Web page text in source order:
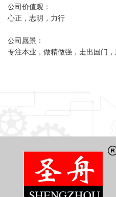
公司价值观：
心正，志明，力行
公司愿景：
专注本业，做精做强，走出国门